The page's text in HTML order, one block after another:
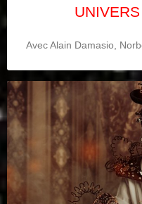
Avec Alain Damasio,